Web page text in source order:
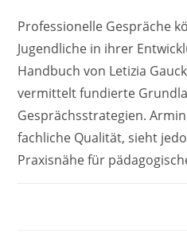
Professionelle Gespräche
Jugendliche in ihrer
Handbuch von Letizia
vermittelt fundierte
Gesprächsstrategien.
fachliche Qualität, sieht
Praxisnähe für